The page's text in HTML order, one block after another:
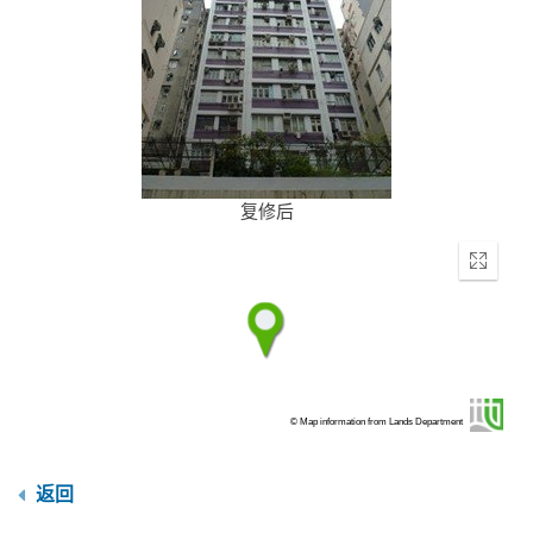
复修后
Enter
© Map information from Lands Department
返回